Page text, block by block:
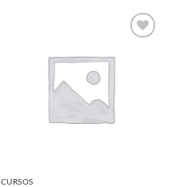
CURSOS